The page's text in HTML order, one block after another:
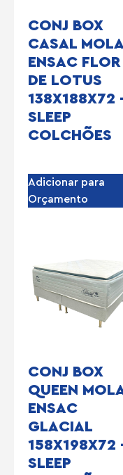
CONJ BOX
CASAL MOLA
ENSAC FLOR
DE LOTUS
138X188X72
SLEEP
COLCHÕES
Adicionar para
Orçamento
CONJ BOX
QUEEN
ENSAC
GLACIAL
158X198X72
SLEEP